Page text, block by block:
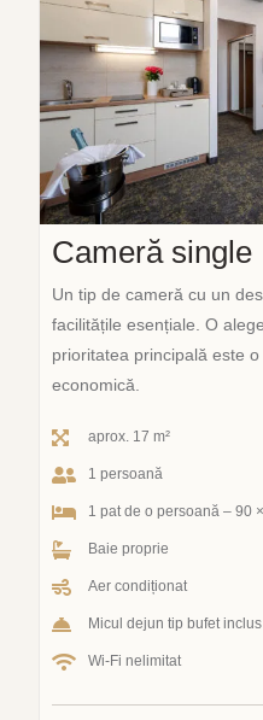
Cameră single
Un tip de cameră cu un
facilitățile esențiale. O
prioritatea principală este
economică.
aprox. 17 m²
1 persoană
1 pat de o persoană – 90
Baie proprie
Aer condiționat
Micul dejun tip bufet
Wi-Fi nelimitat